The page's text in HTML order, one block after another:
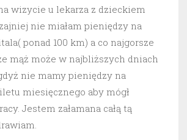
wizycie u lekarza z dzieckiem
nie miałam pieniędzy na
ponad 100 km) a co najgorsze
mąż może w najbliższych dniach
nie mamy pieniędzy na
miesięcznego aby mógł
Jestem załamana całą tą